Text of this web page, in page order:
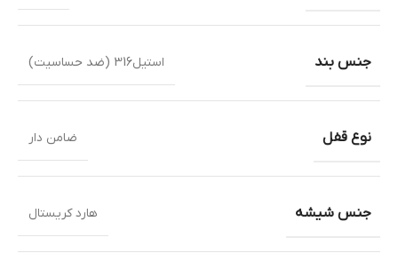
جنس بند استیل316 (ضد حساسیت)
نوع قفل ضامن دار
جنس شیشه هارد کریستال